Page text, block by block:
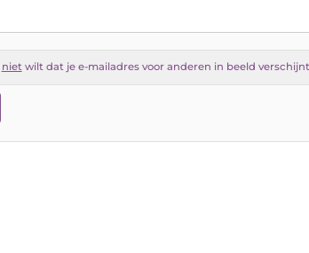
nietwilt dat je e-mailadres voor anderen in beeld verschijnt